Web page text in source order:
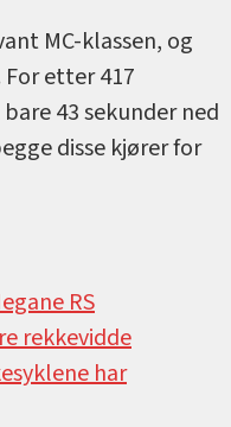
MC-klassen, og
etter 417
43 sekunder ned
disse kjører for
RS
rekkevidde
har